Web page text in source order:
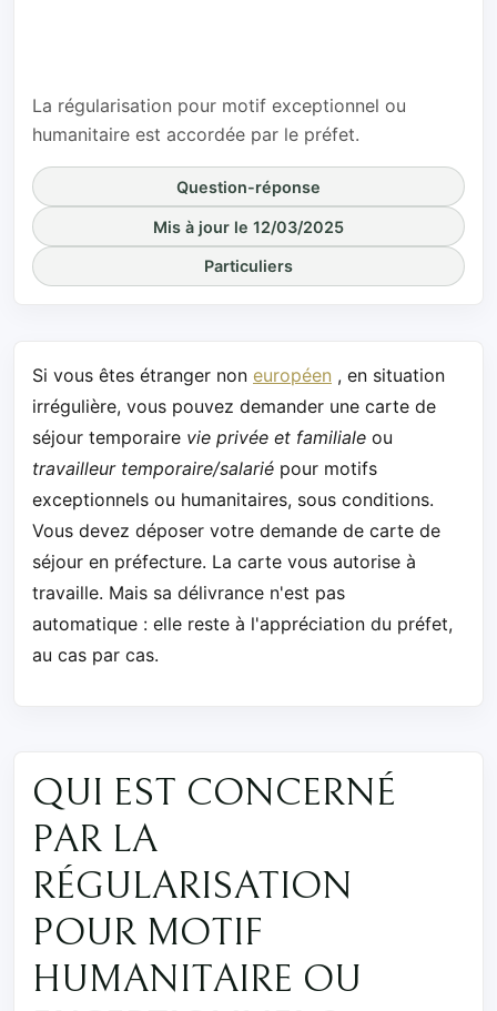
La régularisation pour motif exceptionnel ou
humanitaire est accordée par le préfet.
Question-réponse
Mis à jour le 12/03/2025
Particuliers
Si vous êtes étranger non européen , en situation
irrégulière, vous pouvez demander une carte de
séjour temporaire vie privée et familiale ou
travailleur temporaire/salarié pour motifs
exceptionnels ou humanitaires, sous conditions.
Vous devez déposer votre demande de carte de
séjour en préfecture. La carte vous autorise à
travaille. Mais sa délivrance n'est pas
automatique : elle reste à l'appréciation du préfet,
au cas par cas.
QUI EST CONCERNÉ
PAR LA
RÉGULARISATION
POUR MOTIF
HUMANITAIRE OU